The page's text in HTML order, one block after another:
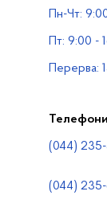
Пн-Чт:
Пт: 9:00 -
Перерва:
Телефони
(044) 235-
(044) 235-